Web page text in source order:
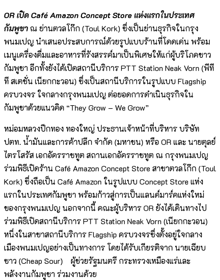
OR เปิด Café Amazon Concept Store แห่งแรกในประเทศ
กัมพูชาณ ย่านตวลโก๊ก (Toul Kork) ซึ่งเป็นย่านธุรกิจในกรุง
พนมเปญ นำเสนอประสบการณ์ด้วยรูปแบบร้านที่โดดเด่น พร้อม
เมนูเครื่องดื่มและอาหารที่รังสรรค์มาเป็นพิเศษให้แก่ผู้บริโภคชาว
กัมพูชา อีกทั้งยังได้เปิดสถานีบริการ PTT Station Neak Vorn (พีที
ที สเตชั่น เนียกกะวอน) ซึ่งเป็นสถานีบริการในรูปแบบ Flagship
ครบวงจร ใจกลางกรุงพนมเปญ ต่อยอดการดำเนินธุรกิจใน
กัมพูชาด้วยแนวคิด “They Grow – We Grow”
หม่อมหลวงปีกทอง ทองใหญ่ ประธานเจ้าหน้าที่บริหาร บริษัท
ปตท. น้ำมันและการค้าปลีก จำกัด (มหาชน) หรือ OR และ นายตุลย์
ไตรโสรัส เอกอัครราชทูต สถานเอกอัครราชทูต ณ กรุงพนมเปญ
ร่วมพิธีเปิดร้าน Café Amazon Concept Store สาขาตวลโก๊ก (Toul
Kork) ซึ่งถือเป็น Café Amazon ในรูปแบบ Concept Store แห่ง
แรกในประเทศกัมพูชา พร้อมก้าวสู่การเป็นแลนด์มาร์คแห่งใหม่
ของกรุงพนมเปญ นอกจากนี้ คณะผู้บริหาร OR ยังได้เดินทางไป
ร่วมพิธีเปิดสถานีบริการ PTT Station Neak Vorn (เนียกกะวอน)
หนึ่งในสาขาสถานีบริการ Flagship ครบวงจรซึ่งตั้งอยู่ใจกลาง
เมืองพนมเปญอย่างเป็นทางการ โดยได้รับเกียรติจาก นายเฉียบ
ซาว (Cheap Sour) ผู้ช่วยรัฐมนตรี กระทรวงเหมืองแร่และ
พลังงานกัมพูชา ร่วมงานด้วย